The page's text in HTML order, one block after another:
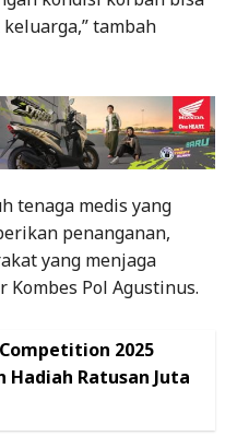
tambah
tenaga medis yang
penanganan,
yang menjaga
Pol Agustinus.
2025
Ratusan Juta